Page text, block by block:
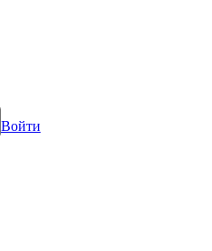
Войти